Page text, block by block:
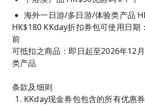
海外一日游/多日游/体验类产品
HK$180 KKday折扣券包可使用日期
前
可抵扣之商品：即日起至2026年12
类产品
条款及细则
KKday现金券包包含的所有优惠